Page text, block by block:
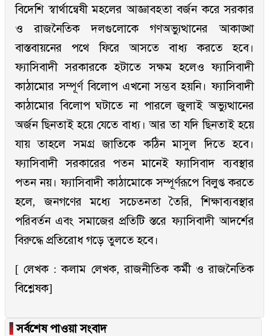
বিদেশি স্বার্থান্বেষী মহলের আজ্ঞাবহতা বর্জন করে সরকার
ও রাজনৈতিক দলগুলোকে গণঅভ্যুত্থানের আকাঙ্খা
বাস্তবায়নের পথে ফিরে আসতে বাধ্য করতে হবে।
ফ্যাসিবাদী সরকারকে হটাতে সক্ষম হলেও ফ্যাসিবাদী
কাঠামোর সম্পূর্ণ বিলোপ এখনো সম্ভব হয়নি। ফ্যাসিবাদী
কাঠামোর বিলোপ ঘটাতে না পারলে জুলাই অভ্যুত্থানের
অর্জন ছিনতাই হয়ে যেতে বাধ্য। আর তা যদি ছিনতাই হয়ে
যায় তাহলে সমগ্র জাতিকে কঠিন মাসুল দিতে হবে।
ফ্যাসিবাদী সরকারের পতন মানেই ফ্যাসিবাদ ব্যবস্থার
পতন নয়। ফ্যাসিবাদী কাঠামোকে সম্পূর্ণরূপে বিলুপ্ত করতে
হলে, জনগণের মধ্যে সচেতনতা তৈরি, শিক্ষাব্যবস্থার
পরিবর্তন এবং সমাজের প্রতিটি স্তরে ফ্যাসিবাদী আদর্শের
বিরুদ্ধে প্রতিরোধ গড়ে তুলতে হবে।
[ লেখক : কলাম লেখক, রাজনীতিক কর্মী ও রাজনৈতিক
বিশ্লেষক]
▐সর্বশেষ পাওয়া সংবাদ